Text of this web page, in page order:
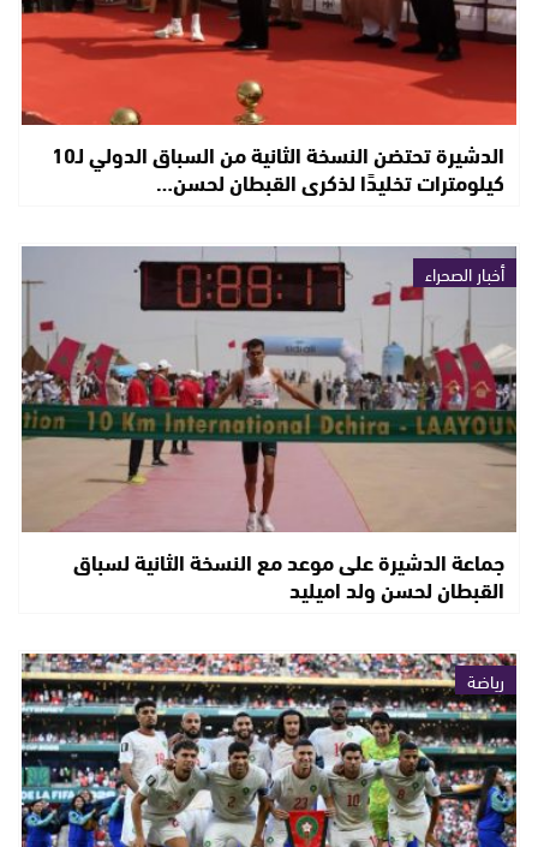
الدشيرة تحتضن النسخة الثانية من السباق الدولي لـ10
كيلومترات تخليدًا لذكرى القبطان لحسن…
أخبار الصحراء
جماعة الدشيرة على موعد مع النسخة الثانية لسباق
القبطان لحسن ولد اميليد
رياضة